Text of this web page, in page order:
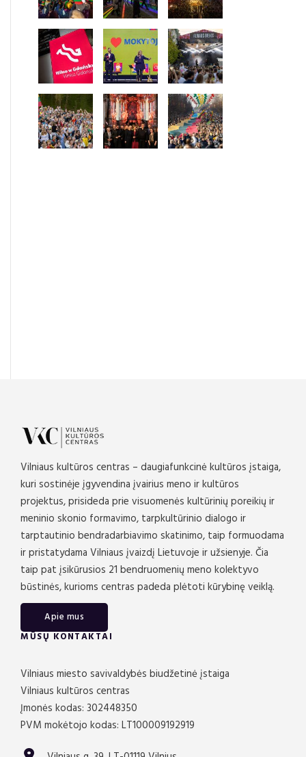
Vilniaus kultūros centras – daugiafunkcinė kultūros įstaiga,
kuri sostinėje įgyvendina įvairius meno ir kultūros
projektus, prisideda prie visuomenės kultūrinių poreikių ir
meninio skonio formavimo, tarpkultūrinio dialogo ir
tarptautinio bendradarbiavimo skatinimo, taip formuodama
ir pristatydama Vilniaus įvaizdį Lietuvoje ir užsienyje. Čia
taip pat įsikūrusios 21 bendruomenių meno kolektyvo
būstinės, kurioms centras padeda plėtoti kūrybinę veiklą.
Apie mus
MŪSŲ KONTAKTAI
Vilniaus miesto savivaldybės biudžetinė įstaiga
Vilniaus kultūros centras
Įmonės kodas: 302448350
PVM mokėtojo kodas: LT100009192919